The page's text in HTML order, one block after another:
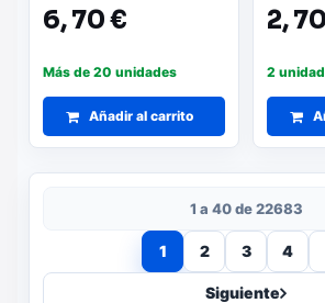
6,70 €
Más de 20 unidades
Añadir al carrito
2,
2
1 a 40 de 22683
1 2 3 4
Siguiente